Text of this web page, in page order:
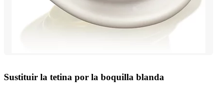
Sustituir la tetina por la boquilla blanda